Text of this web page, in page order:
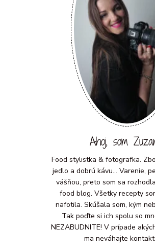
Ahoj, som
Food stylistka & fotografka.
jedlo a dobrú kávu... Varenie,
vášňou, preto som sa
food blog. Všetky recepty
nafotila. Skúšala som, kým
Tak poďte si ich spolu so
NEZABUDNITE! V prípade
ma neváhajte